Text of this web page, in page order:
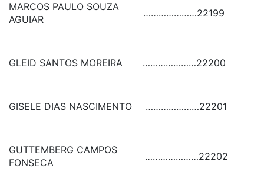
MARCOS PAULO SOUZA
AGUIAR
…………………22199
GLEID SANTOS MOREIRA …………………22200
GISELE DIAS NASCIMENTO …………………22201
GUTTEMBERG CAMPOS
FONSECA
…………………22202